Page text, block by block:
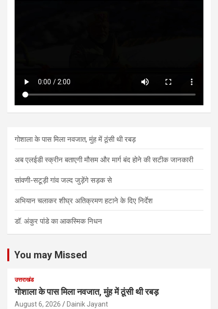
गोशाला के पास मिला नवजात, मुंह में ठूंसी थी रबड़
अब एलईडी स्क्रीन बताएगी मौसम और मार्ग बंद होने की सटीक जानकारी
सांवणी-सटूड़ी गांव जल्द जुड़ेंगे सड़क से
अभियान चलाकर शीघ्र अतिक्रमण हटाने के दिए निर्देश
डॉ. अंकुर पांडे का आकस्मिक निधन
You may Missed
उत्तराखंड
गोशाला के पास मिला नवजात, मुंह में ठूंसी थी रबड़
August 6, 2026 Dainik Jayant